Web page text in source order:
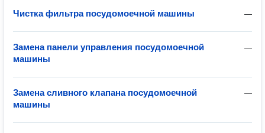
—
Чистка фильтра посудомоечной машины
—
Замена панели управления посудомоечной
машины
—
Замена сливного клапана посудомоечной
машины